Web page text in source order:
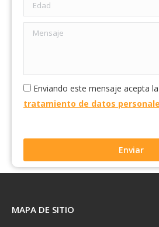
Enviando este mensaje acepta la
tratamiento de datos
MAPA DE SITIO